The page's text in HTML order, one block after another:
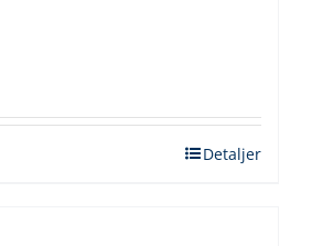
Detaljer